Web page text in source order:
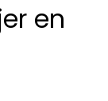
en